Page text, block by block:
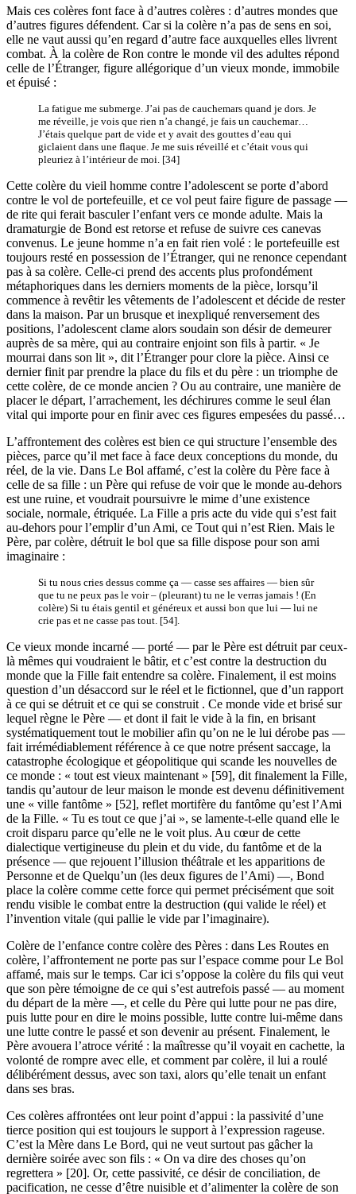
Mais ces colères font face à d’autres colères : d’autres mondes que
d’autres figures défendent. Car si la colère n’a pas de sens en soi,
elle ne vaut aussi qu’en regard d’autre face auxquelles elles livrent
combat. À la colère de Ron contre le monde vil des adultes répond
celle de l’Étranger, figure allégorique d’un vieux monde, immobile
et épuisé :
La fatigue me submerge. J’ai pas de cauchemars quand je dors. Je
me réveille, je vois que rien n’a changé, je fais un cauchemar…
J’étais quelque part de vide et y avait des gouttes d’eau qui
giclaient dans une flaque. Je me suis réveillé et c’était vous qui
pleuriez à l’intérieur de moi. [34]
Cette colère du vieil homme contre l’adolescent se porte d’abord
contre le vol de portefeuille, et ce vol peut faire figure de passage —
de rite qui ferait basculer l’enfant vers ce monde adulte. Mais la
dramaturgie de Bond est retorse et refuse de suivre ces canevas
convenus. Le jeune homme n’a en fait rien volé : le portefeuille est
toujours resté en possession de l’Étranger, qui ne renonce cependant
pas à sa colère. Celle-ci prend des accents plus profondément
métaphoriques dans les derniers moments de la pièce, lorsqu’il
commence à revêtir les vêtements de l’adolescent et décide de rester
dans la maison. Par un brusque et inexpliqué renversement des
positions, l’adolescent clame alors soudain son désir de demeurer
auprès de sa mère, qui au contraire enjoint son fils à partir. « Je
mourrai dans son lit », dit l’Étranger pour clore la pièce. Ainsi ce
dernier finit par prendre la place du fils et du père : un triomphe de
cette colère, de ce monde ancien ? Ou au contraire, une manière de
placer le départ, l’arrachement, les déchirures comme le seul élan
vital qui importe pour en finir avec ces figures empesées du passé…
L’affrontement des colères est bien ce qui structure l’ensemble des
pièces, parce qu’il met face à face deux conceptions du monde, du
réel, de la vie. Dans Le Bol affamé, c’est la colère du Père face à
celle de sa fille : un Père qui refuse de voir que le monde au-dehors
est une ruine, et voudrait poursuivre le mime d’une existence
sociale, normale, étriquée. La Fille a pris acte du vide qui s’est fait
au-dehors pour l’emplir d’un Ami, ce Tout qui n’est Rien. Mais le
Père, par colère, détruit le bol que sa fille dispose pour son ami
imaginaire :
Si tu nous cries dessus comme ça — casse ses affaires — bien sûr
que tu ne peux pas le voir – (pleurant) tu ne le verras jamais ! (En
colère) Si tu étais gentil et généreux et aussi bon que lui — lui ne
crie pas et ne casse pas tout. [54].
Ce vieux monde incarné — porté — par le Père est détruit par ceux-
là mêmes qui voudraient le bâtir, et c’est contre la destruction du
monde que la Fille fait entendre sa colère. Finalement, il est moins
question d’un désaccord sur le réel et le fictionnel, que d’un rapport
à ce qui se détruit et ce qui se construit . Ce monde vide et brisé sur
lequel règne le Père — et dont il fait le vide à la fin, en brisant
systématiquement tout le mobilier afin qu’on ne le lui dérobe pas —
fait irrémédiablement référence à ce que notre présent saccage, la
catastrophe écologique et géopolitique qui scande les nouvelles de
ce monde : « tout est vieux maintenant » [59], dit finalement la Fille,
tandis qu’autour de leur maison le monde est devenu définitivement
une « ville fantôme » [52], reflet mortifère du fantôme qu’est l’Ami
de la Fille. « Tu es tout ce que j’ai », se lamente-t-elle quand elle le
croit disparu parce qu’elle ne le voit plus. Au cœur de cette
dialectique vertigineuse du plein et du vide, du fantôme et de la
présence — que rejouent l’illusion théâtrale et les apparitions de
Personne et de Quelqu’un (les deux figures de l’Ami) —, Bond
place la colère comme cette force qui permet précisément que soit
rendu visible le combat entre la destruction (qui valide le réel) et
l’invention vitale (qui pallie le vide par l’imaginaire).
Colère de l’enfance contre colère des Pères : dans Les Routes en
colère, l’affrontement ne porte pas sur l’espace comme pour Le Bol
affamé, mais sur le temps. Car ici s’oppose la colère du fils qui veut
que son père témoigne de ce qui s’est autrefois passé — au moment
du départ de la mère —, et celle du Père qui lutte pour ne pas dire,
puis lutte pour en dire le moins possible, lutte contre lui-même dans
une lutte contre le passé et son devenir au présent. Finalement, le
Père avouera l’atroce vérité : la maîtresse qu’il voyait en cachette, la
volonté de rompre avec elle, et comment par colère, il lui a roulé
délibérément dessus, avec son taxi, alors qu’elle tenait un enfant
dans ses bras.
Ces colères affrontées ont leur point d’appui : la passivité d’une
tierce position qui est toujours le support à l’expression rageuse.
C’est la Mère dans Le Bord, qui ne veut surtout pas gâcher la
dernière soirée avec son fils : « On va dire des choses qu’on
regrettera » [20]. Or, cette passivité, ce désir de conciliation, de
pacification, ne cesse d’être nuisible et d’alimenter la colère de son